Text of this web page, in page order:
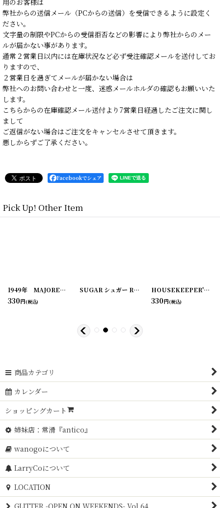
弊社からの送信メール（PCからの送信）を受信できるように設定く
ださい。
文字量の制限やPCからの受信拒否などの影響により弊社からのメー
ルが届かない事があります。
通常２営業日以内には在庫状況など必ず受注確認メールを送付してお
りますので、
２営業日を過ぎてメールが届かない場合は
弊社へのお問い合わせと一度、迷惑メールホルダの確認もお願いいた
します。
こちらからの在庫確認メール送付より7営業日経過したご注文に関し
まして
ご返信がない場合はご注文をキャンセルさせて頂きます。
悪しからずご了承ください。
Facebookでシェア
Pick Up! Other Item
[20210203-5] [20210204-2
1949年 MAJORETTE match-pak LOTTERY(宝くじ) [220107-1]
330円(税込)
SUGAR シュガー RATION STAMP CARD スタンプシート HOUSEKEEPER'S AMMONIA ラベル2枚セット
330円(税込)
商品カテゴリ
カレンダー
ショッピングカート
姉妹店：常滑『antico』
wanogoについて
LarryCoについて
LOCATION
GLITTER -OPEN ON WEEKENDS- Vol.64